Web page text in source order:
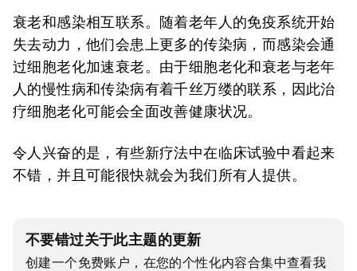
衰老和感染相互联系。随着老年人的免疫系统开始
失去动力，他们会患上更多的传染病，而感染会通
过细胞老化加速衰老。由于细胞老化和衰老与老年
人的慢性病和传染病有着千丝万缕的联系，因此治
疗细胞老化可能会全面改善健康状况。
令人兴奋的是，有些新疗法中在临床试验中看起来
不错，并且可能很快就会为我们所有人提供。
不要错过关于此主题的更新
创建一个免费账户，在您的个性化内容合集中查看我